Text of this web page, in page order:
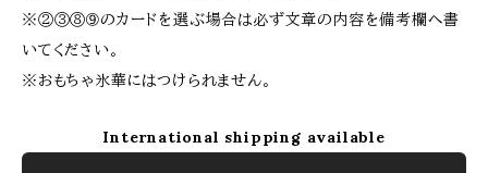
※②③⑧➈のカードを選ぶ場合は必ず文章の内容を備考欄へ書
いてください。
※おもちゃ氷華にはつけられません。
International shipping available